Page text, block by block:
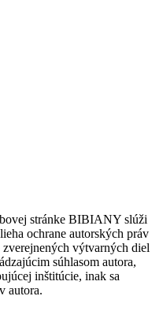
stránke BIBIANY slúži
ochrane autorských práv
výtvarných diel
súhlasom autora,
inštitúcie, inak sa
autora.